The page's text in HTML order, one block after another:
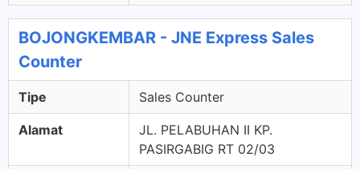
BOJONGKEMBAR - JNE Express Sales
Counter
Tipe Sales Counter
Alamat
JL. PELABUHAN II KP.
PASIRGABIG RT 02/03